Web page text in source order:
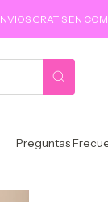
EN COMPRAS
Preguntas